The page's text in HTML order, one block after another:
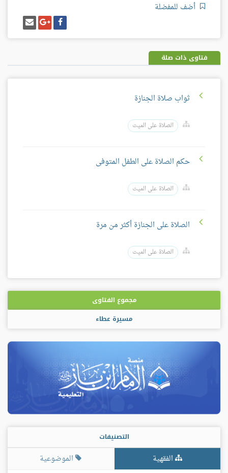
أضف للمفضلة
شارك
على
فيسبوك
شارك
على
غوغل
بلس
إرسل
إيميل
فتاوى ذات صلة
ثواب صلاة الجنازة
الصلاة على الميت
حكم الصلاة على الطفل المتوفى
الصلاة على الميت
الصلاة على الجنازة أكثر من مرة
الصلاة على الميت
مجموع الفتاوى
مسيرة عطاء
التصنيفات
الفقهية
الموضوعية